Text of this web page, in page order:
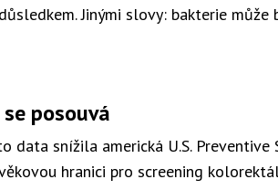
Jinými slovy: bakterie může
posouvá
data snížila americká U.S. Preventive
hranici pro screening